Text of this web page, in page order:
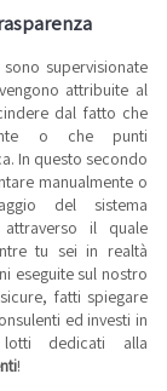
supervisionate
attribuite al
dal fatto che
o che punti
In questo secondo
manualmente o
del sistema
il quale
tu sei in realtà
eseguite sul nostro
fatti spiegare
ed investi in
dedicati alla
!